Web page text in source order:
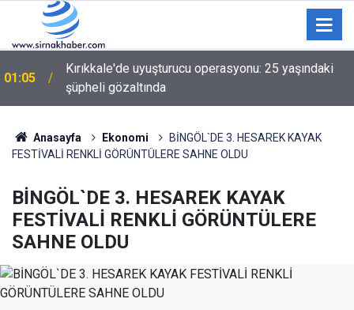
01:01
Şırnak Valiliğinden geceye damga vuran
TEKNOFEST videosu
Anasayfa Ekonomi
BİNGÖL`DE 3. HESAREK KAYAK
FESTİVALİ RENKLİ GÖRÜNTÜLERE SAHNE OLDU
BİNGÖL`DE 3. HESAREK KAYAK
FESTİVALİ RENKLİ GÖRÜNTÜLERE
SAHNE OLDU